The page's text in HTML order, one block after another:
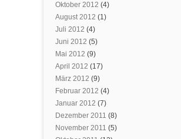
Oktober 2012 (4)
August 2012 (1)
Juli 2012 (4)
Juni 2012 (5)
Mai 2012 (9)
April 2012 (17)
März 2012 (9)
Februar 2012 (4)
Januar 2012 (7)
Dezember 2011 (8)
November 2011 (5)